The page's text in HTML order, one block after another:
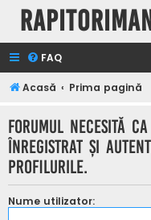
FAQ
Acasă Prima pagină
Forumul necesită
înregistrat şi
profilurile.
Nume utilizator: